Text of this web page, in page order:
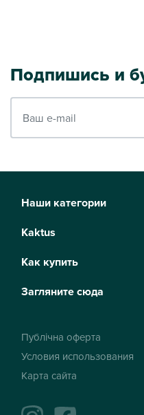
Подпишись и
Наши категории
Kaktus
Как купить
Загляните сюда
Публічна оферта
Условия использования
Карта сайта
instagram